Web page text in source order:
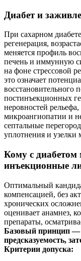
Диабет и
При сахарном
регенерация,
меняется профиль
печень и иммунную
на фоне стрессовой
это означает
восстановительного
постинъекционных
неровностей
микроангиопатии и
септальные
уплотнения и узелки
Кому с диабетом
инъекционные
Оптимальный
компенсацией, без
хронических
оценивает анамнез,
препараты,
Базовый принцип —
предсказуемость,
Критерии допуска: